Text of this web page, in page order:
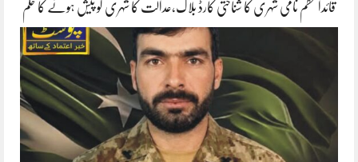
قائداعظم نامی شہری کا شناختی کارڈ بلاک،عدالت کا شہری کو پیش ہونے کا حکم